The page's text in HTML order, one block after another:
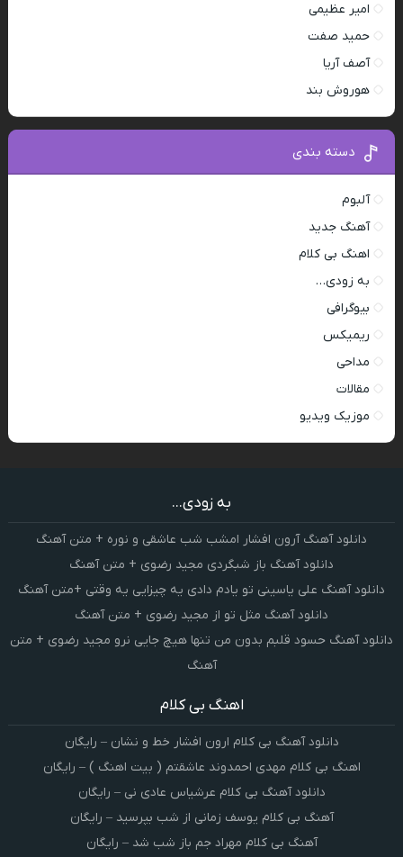
امیر عظیمی
حمید صفت
آصف آریا
هوروش بند
دسته بندی
آلبوم
آهنگ جدید
اهنگ بی کلام
به زودی…
بیوگرافی
ریمیکس
مداحی
مقالات
موزیک ویدیو
به زودی...
دانلود آهنگ آرون افشار امشب شب عاشقی و نوره + متن آهنگ
دانلود آهنگ باز شبگردی مجید رضوی + متن آهنگ
دانلود آهنگ علی یاسینی تو یادم دادی یه چیزایی یه وقتی +متن آهنگ
دانلود آهنگ مثل تو از مجید رضوی + متن آهنگ
دانلود آهنگ حسود قلبم بدون من تنها هیچ جایی نرو مجید رضوی + متن
آهنگ
اهنگ بی کلام
دانلود آهنگ بی کلام ارون افشار خط و نشان – رایگان
اهنگ بی کلام مهدی احمدوند عاشقتم ( بیت اهنگ ) – رایگان
دانلود آهنگ بی کلام عرشیاس عادی نی – رایگان
آهنگ بی کلام یوسف زمانی از شب بپرسید – رایگان
آهنگ بی کلام مهراد جم باز شب شد – رایگان